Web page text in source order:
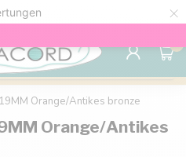
×
ab 150 €
0
Orange/Antikes bronze
Orange/Antikes